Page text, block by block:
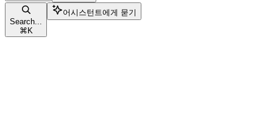
Search...
⌘ K
어시스턴트에게 묻기